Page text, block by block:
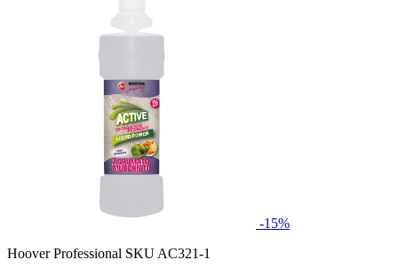
-15%
Hoover Professional SKU AC321-1